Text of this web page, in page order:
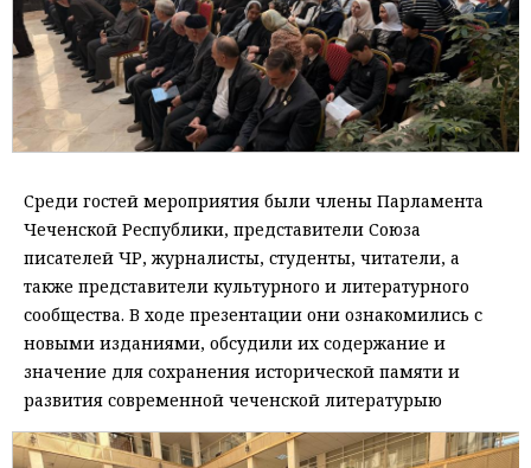
Среди гостей мероприятия были члены Парламента
Чеченской Республики, представители Союза
писателей ЧР, журналисты, студенты, читатели, а
также представители культурного и литературного
сообщества. В ходе презентации они ознакомились с
новыми изданиями, обсудили их содержание и
значение для сохранения исторической памяти и
развития современной чеченской литературыю